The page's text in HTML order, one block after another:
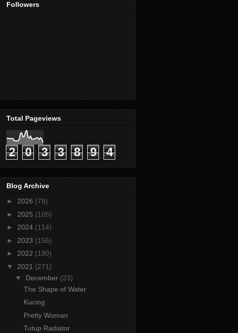
Followers
Total Pageviews
2 0 3 3 8 9 4
Blog Archive
► 2026 (79)
► 2025 (105)
► 2024 (114)
► 2023 (156)
► 2022 (190)
▼ 2021 (271)
▼ December (23)
The Shape of Water
Kucing
Pretty Woman
Tutup Radiator